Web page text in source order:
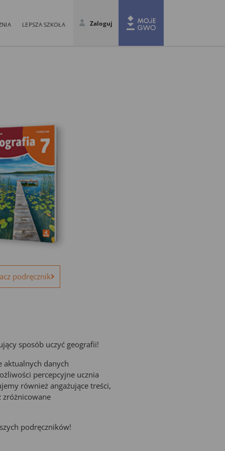
LEPSZA SZKOŁA Zaloguj
podręcznik
sposób uczyć geografii!
aktualnych danych
percepcyjne ucznia
również angażujące treści,
zróżnicowane
podręczników!